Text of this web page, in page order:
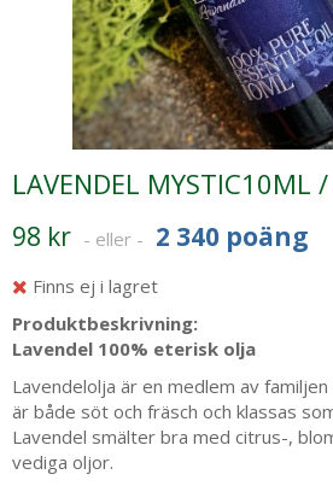
LAVENDEL MYSTIC10ML /
98 kr - eller - 2 340 poäng
Finns ej i lagret
Produktbeskrivning:
Lavendel 100% eterisk olja
Lavendelolja är en medlem av familjen
är både söt och fräsch och klassas
Lavendel smälter bra med citrus-,
vediga oljor.